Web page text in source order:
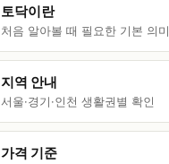
토닥이란
처음 알아볼 때 필요한 기본 의미
지역 안내
서울·경기·인천 생활권별 확인
가격 기준